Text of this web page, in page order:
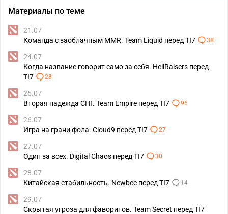
Материалы по теме
21.07
Команда с заоблачным MMR. Team Liquid перед TI7
38
24.07
Когда название говорит само за себя. HellRaisers перед
TI7
28
25.07
Вторая надежда СНГ. Team Empire перед TI7
96
26.07
Игра на грани фола. Cloud9 перед TI7
27
27.07
Один за всех. Digital Chaos перед TI7
30
28.07
Китайская стабильность. Newbee перед TI7
14
29.07
Скрытая угроза для фаворитов. Team Secret перед TI7